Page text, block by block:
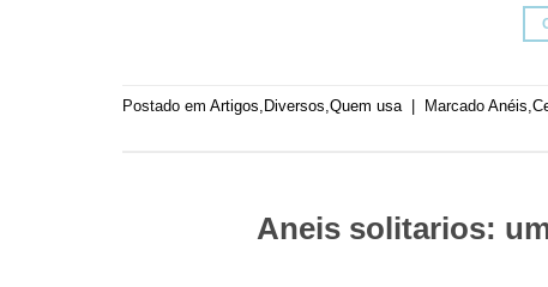
Postado em Artigos Diversos Quem usa Marcado Anéis
Aneis solitarios: